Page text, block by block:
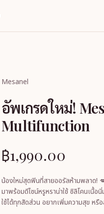
Mesanel
อัพเกรดใหม่!
Multifunction
฿1,990.00
น้องใหม่สุดฟินที่สายออรัลห้ามพลาด!
มาพร้อมดีไซน์หรูหราน่าใช้ ซิลิโคนเนื้อ
ใช้ได้ทุกสัดส่วน อยากเพิ่มความสุข หรื